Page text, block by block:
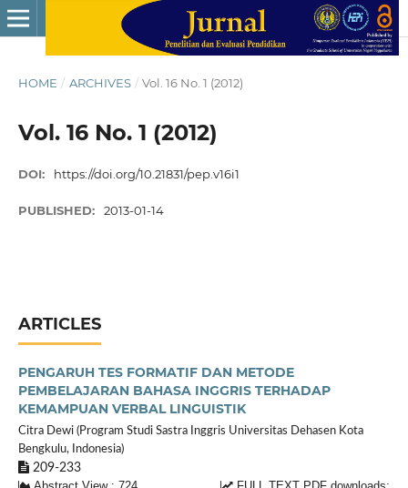
HOME / ARCHIVES / Vol. 16 No. 1 (2012)
Vol. 16 No. 1 (2012)
DOI: https://doi.org/10.21831/pep.v16i1
PUBLISHED: 2013-01-14
ARTICLES
PENGARUH TES FORMATIF DAN METODE
PEMBELAJARAN BAHASA INGGRIS TERHADAP
KEMAMPUAN VERBAL LINGUISTIK
Citra Dewi (Program Studi Sastra Inggris Universitas Dehasen Kota
Bengkulu, Indonesia)
209-233